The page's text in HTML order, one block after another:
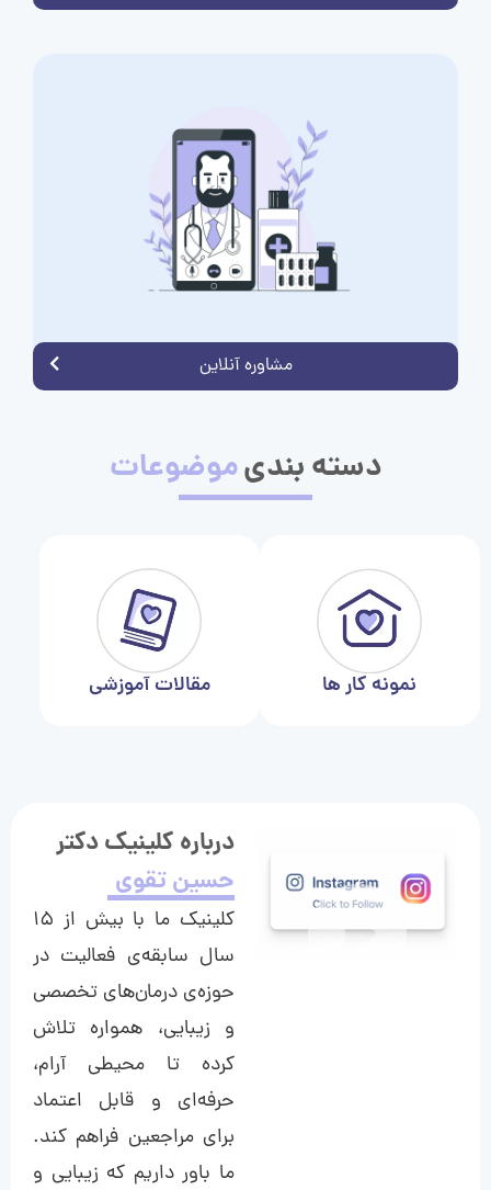
مشاوره آنلاین
دسته بندیموضوعات
نمونه کار ها مقالات آموزشی
درباره کلینیک دکتر
حسین تقوی
کلینیک ما با بیش از ۱۵
سال سابقه‌ی فعالیت در
حوزه‌ی درمان‌های تخصصی
و زیبایی، همواره تلاش
کرده تا محیطی آرام،
حرفه‌ای و قابل اعتماد
برای مراجعین فراهم کند.
ما باور داریم که زیبایی و